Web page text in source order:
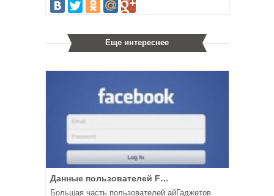
Еще интереснее
Данные пользователей F…
Большая часть пользователей айГаджетов